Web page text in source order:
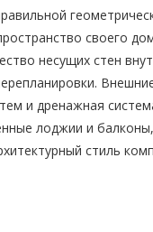
своего
несущих стен
и дренажная
лоджии и
стиль